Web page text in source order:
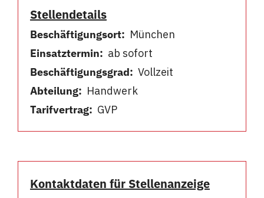
Stellendetails
Beschäftigungsort: München
Einsatztermin: ab sofort
Beschäftigungsgrad: Vollzeit
Abteilung: Handwerk
Tarifvertrag: GVP
Kontaktdaten für Stellenanzeige